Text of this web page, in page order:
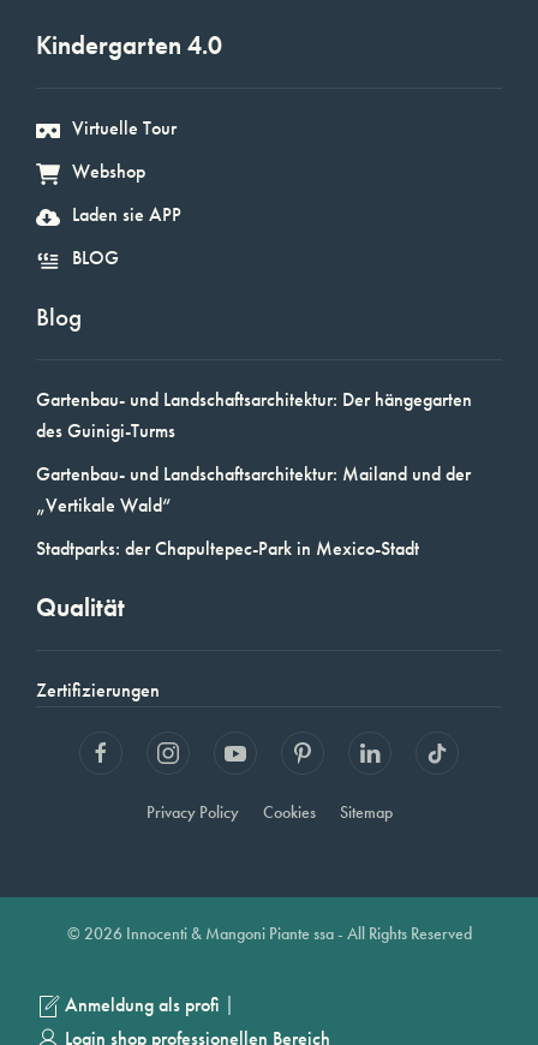
Kindergarten 4.0
Virtuelle Tour
Webshop
Laden sie APP
BLOG
Blog
Gartenbau- und Landschaftsarchitektur: Der hängegarten
des Guinigi-Turms
Gartenbau- und Landschaftsarchitektur: Mailand und der
„Vertikale Wald“
Stadtparks: der Chapultepec-Park in Mexico-Stadt
Qualität
Zertifizierungen
Privacy Policy Cookies Sitemap
© 2026 Innocenti & Mangoni Piante ssa - All Rights Reserved
Anmeldung als profi |
Login shop professionellen Bereich